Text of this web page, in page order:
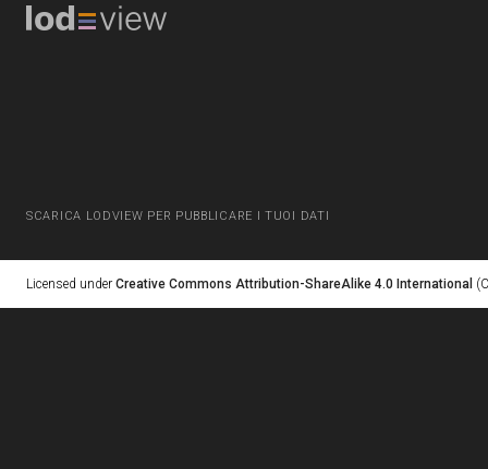
SCARICA LODVIEW PER PUBBLICARE I TUOI DATI
Licensed under Creative Commons Attribution-ShareAlike 4.0 International